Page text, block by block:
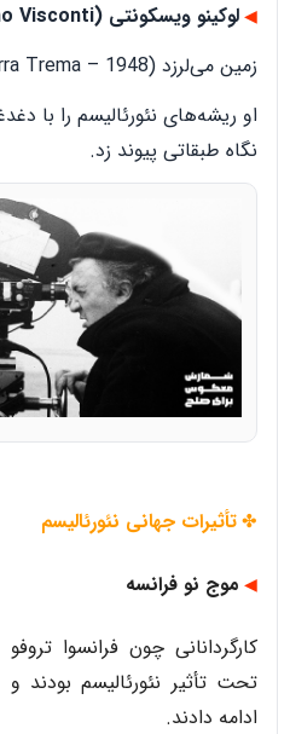
◀ لوکینو ویسکونتی (Luchino Visconti)
زمین می‌لرزد (La Terra Trema – 1948)
او ریشه‌های نئورئالیسم را با
نگاه طبقاتی پیوند زد.
✤ تأثیرات جهانی نئورئالیسم
◀ موج نو فرانسه
کارگردانانی چون فرانسوا
تحت تأثیر نئورئالیسم بودند
ادامه دادند.